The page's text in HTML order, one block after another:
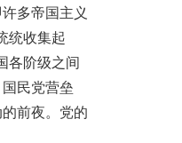
多帝国主义
统收集起
各阶级之间
民党营垒
前夜。党的